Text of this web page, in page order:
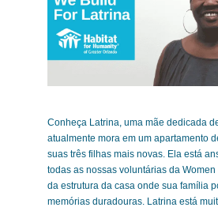
Conheça Latrina, uma mãe dedicada
atualmente mora em um apartamento
suas três filhas mais novas. Ela está
todas as nossas voluntárias da
da estrutura da casa onde sua família
memórias duradouras. Latrina está